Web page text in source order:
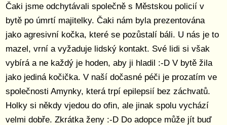
Čaki jsme odchytávali společně s Městskou policií v
bytě po úmrtí majitelky. Čaki nám byla prezentována
jako agresivní kočka, které se pozůstalí báli. U nás je to
mazel, vrní a vyžaduje lidský kontakt. Své lidi si však
vybírá a ne každý je hoden, aby ji hladil :-D V bytě žila
jako jediná kočička. V naší dočasné péči je prozatím ve
společnosti Amynky, která trpí epilepsií bez záchvatů.
Holky si někdy vjedou do ofin, ale jinak spolu vychází
velmi dobře. Zkrátka ženy :-D Do adopce může jít buď